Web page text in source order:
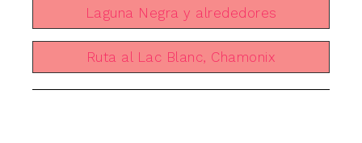
Laguna Negra y alrededores
Ruta al Lac Blanc, Chamonix